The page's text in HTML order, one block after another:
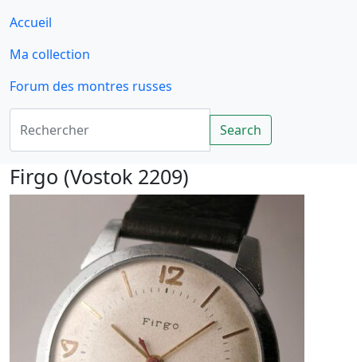
Accueil
Ma collection
Forum des montres russes
Rechercher
Search
Firgo (Vostok 2209)